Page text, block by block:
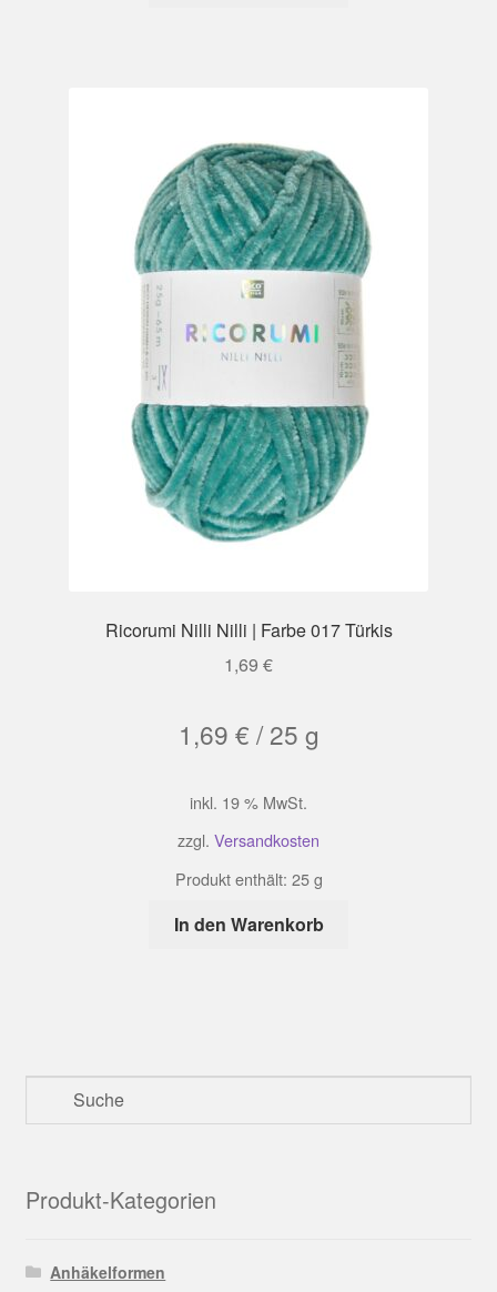
Ricorumi Nilli Nilli | Farbe 017 Türkis
1,69 €
1,69 € /25 g
inkl. 19 % MwSt.
zzgl. Versandkosten
Produkt enthält: 25g
In den Warenkorb
Produkt-Kategorien
Anhäkelformen